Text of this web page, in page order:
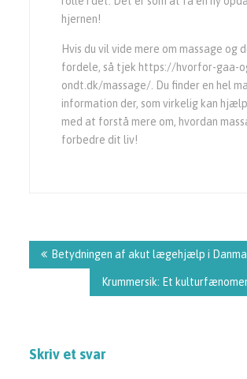
hjernen!
Hvis du vil vide mere om massage og
fordele, så tjek https://hvorfor-gaa-
ondt.dk/massage/. Du finder en hel
information der, som virkelig kan
med at forstå mere om, hvordan
forbedre dit liv!
Betydningen af akut lægehjælp i
Krummersik: Et
Skriv et svar